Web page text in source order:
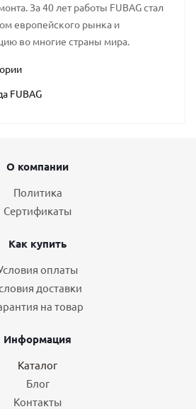
За 40 лет работы FUBAG стал
европейского рынка и
во многие страны мира.
FUBAG
О компании
Политика
Сертификаты
Как купить
оплаты
доставки
на товар
Информация
Каталог
Блог
Контакты